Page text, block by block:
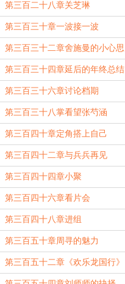
第三百二十八章关芝琳
第三百三十章一波接一波
第三百三十二章舍施曼的小心思
第三百三十四章延后的年终总结
第三百三十六章讨论档期
第三百三十八掌看望张芍涵
第三百四十章定角搭上自己
第三百四十二章与兵兵再见
第三百四十四章小聚
第三百四十六章看片会
第三百四十八章进组
第三百五十章周寻的魅力
第三百五十二章《欢乐龙国行》